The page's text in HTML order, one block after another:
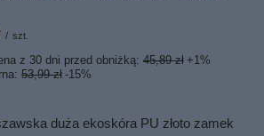
/ szt.
z 30 dni przed obniżką: 45,89 zł +1%
53,99 zł -15%
duża ekoskóra PU złoto zamek